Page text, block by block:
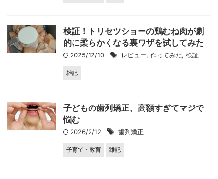
検証！トリセツショーの鶏むね肉が劇
的に柔らかくなる裏ワザを試してみた
2025/12/10 レビュー, 作ってみた, 検証
雑記
子どもの歯列矯正、高額すぎてマジで
悩む
2026/2/12 歯列矯正
子育て・教育 雑記